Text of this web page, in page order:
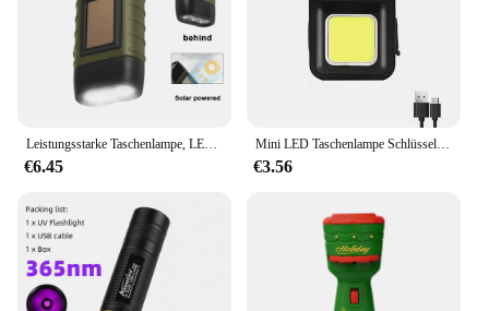
Leistungsstarke Taschenlampe, LED-Handkurbel, solarbetrieben, wiederaufladbar, Outdoor-Survival-Ausrüstung, Taschenlampe zum Angeln, Bootfahren, Wandern
€6.45
Mini LED Taschenlampe Schlüssel bund Licht helle Cob Lichter USB wiederauf ladbare Arbeits scheinwerfer Angeln Laterne mit Magnet eingebaute Batterie
€3.56